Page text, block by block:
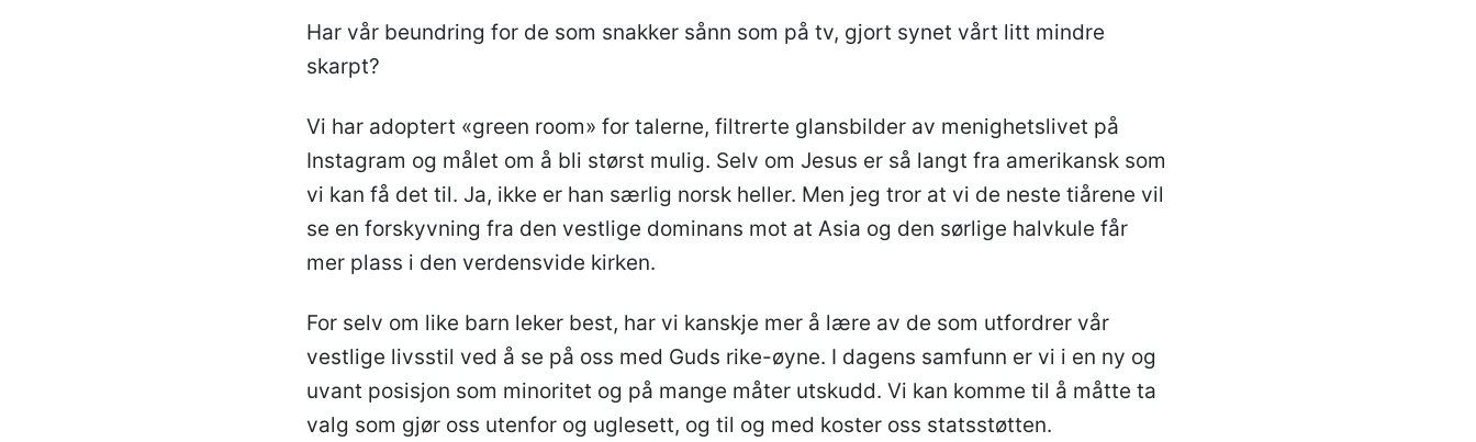
Har vår beundring for de som snakker sånn som på tv, gjort synet vårt litt mindre
skarpt?
Vi har adoptert «green room» for talerne, filtrerte glansbilder av menighetslivet på
Instagram og målet om å bli størst mulig. Selv om Jesus er så langt fra amerikansk som
vi kan få det til. Ja, ikke er han særlig norsk heller. Men jeg tror at vi de neste tiårene vil
se en forskyvning fra den vestlige dominans mot at Asia og den sørlige halvkule får
mer plass i den verdensvide kirken.
For selv om like barn leker best, har vi kanskje mer å lære av de som utfordrer vår
vestlige livsstil ved å se på oss med Guds rike-øyne. I dagens samfunn er vi i en ny og
uvant posisjon som minoritet og på mange måter utskudd. Vi kan komme til å måtte ta
valg som gjør oss utenfor og uglesett, og til og med koster oss statsstøtten.